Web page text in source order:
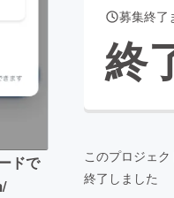
ドで
募集終了
終
このプロジェク
終了しました